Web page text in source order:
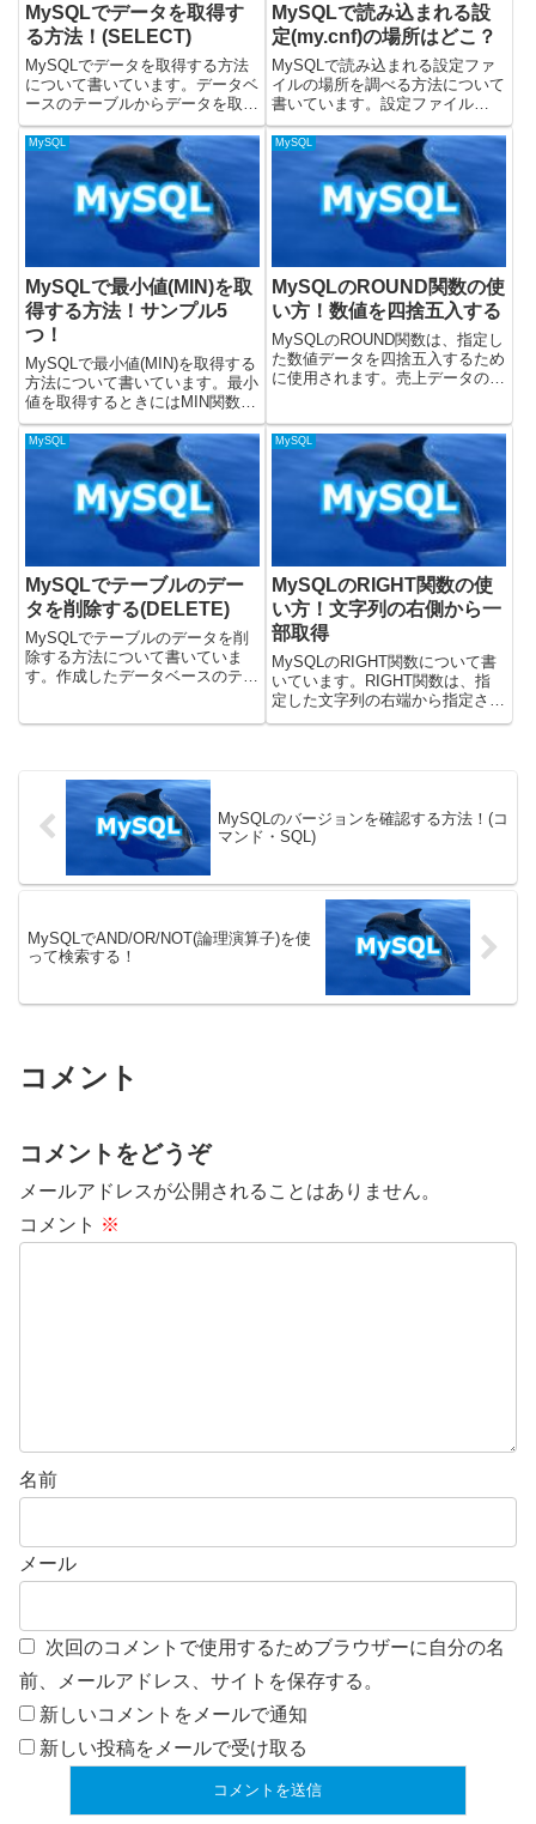
MySQLでデータを取得す
る方法！(SELECT)
MySQLでデータを取得する方法
について書いています。データベ
ースのテーブルからデータを取得
するには、テーブルに対して
SELECT文を使うと良いです。
MySQLのバージョン8.0.32で、
動作を検証しています。テーブル
からデータを取得するM...
MySQLで読み込まれる設
定(my.cnf)の場所はどこ？
MySQLで読み込まれる設定ファ
イルの場所を調べる方法について
書いています。設定ファイル
(my.cnf)に設定を書いておくと、
MySQLの起動時に指定したオプ
ションを読み取って動作してくれ
ます。設定ファイル(オプション
ファイル)については、...
MySQL
MySQLで最小値(MIN)を取
得する方法！サンプル5
つ！
MySQLで最小値(MIN)を取得する
方法について書いています。最小
値を取得するときにはMIN関数を
使うと良いです。載せているSQL
はMySQLのバージョン8.0.31で
確認しました。公式ドキュメント
ではこちらに記載がありました。
MIN関数...
MySQL
MySQLのROUND関数の使
い方！数値を四捨五入する
MySQLのROUND関数は、指定し
た数値データを四捨五入するため
に使用されます。売上データの端
桁数を制御して数値を丸める際に
非常に役立ちます。この記事で
は、ROUND関数の基本的な...
MySQL
MySQLでテーブルのデー
タを削除する(DELETE)
MySQLでテーブルのデータを削
除する方法について書いていま
す。作成したデータベースのテー
MySQL
MySQLのRIGHT関数の使
い方！文字列の右側から一
部取得
MySQLのRIGHT関数について書
いています。RIGHT関数は、指
定した文字列の右端から指定され
た文字数分の部分文字列を抽出す
MySQLのバージョンを確認する方法！(コ
マンド・SQL)
MySQLでAND/OR/NOT(論理演算子)を使
って検索する！
コメント
コメントをどうぞ
メールアドレスが公開されることはありません。
コメント ※
名前
メール
次回のコメントで使用するためブラウザーに自分の名
前、メールアドレス、サイトを保存する。
新しいコメントをメールで通知
新しい投稿をメールで受け取る